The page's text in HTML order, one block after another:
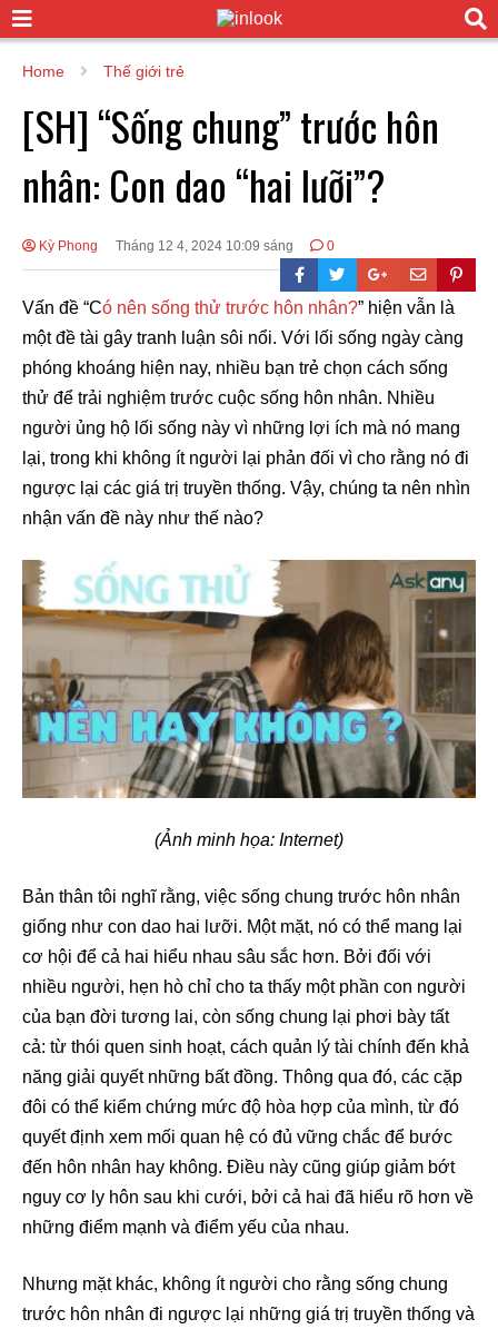
Home Thế giới trẻ
[SH] “Sống chung” trước hôn
nhân: Con dao “hai lưỡi”?
Kỳ Phong Tháng 12 4, 2024 10:09 sáng 0
Vấn đề “Có nên sống thử trước hôn nhân?” hiện vẫn là
một đề tài gây tranh luận sôi nổi. Với lối sống ngày càng
phóng khoáng hiện nay, nhiều bạn trẻ chọn cách sống
thử để trải nghiệm trước cuộc sống hôn nhân. Nhiều
người ủng hộ lối sống này vì những lợi ích mà nó mang
lại, trong khi không ít người lại phản đối vì cho rằng nó đi
ngược lại các giá trị truyền thống. Vậy, chúng ta nên nhìn
nhận vấn đề này như thế nào?
(Ảnh minh họa: Internet)
Bản thân tôi nghĩ rằng, việc sống chung trước hôn nhân
giống như con dao hai lưỡi. Một mặt, nó có thể mang lại
cơ hội để cả hai hiểu nhau sâu sắc hơn. Bởi đối với
nhiều người, hẹn hò chỉ cho ta thấy một phần con người
của bạn đời tương lai, còn sống chung lại phơi bày tất
cả: từ thói quen sinh hoạt, cách quản lý tài chính đến khả
năng giải quyết những bất đồng. Thông qua đó, các cặp
đôi có thể kiểm chứng mức độ hòa hợp của mình, từ đó
quyết định xem mối quan hệ có đủ vững chắc để bước
đến hôn nhân hay không. Điều này cũng giúp giảm bớt
nguy cơ ly hôn sau khi cưới, bởi cả hai đã hiểu rõ hơn về
những điểm mạnh và điểm yếu của nhau.
Nhưng mặt khác, không ít người cho rằng sống chung
trước hôn nhân đi ngược lại những giá trị truyền thống và